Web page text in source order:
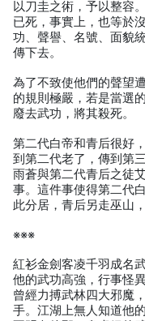
以刀圭之術，予以整容
已死，事實上，也等於
功、聲譽、名號、面貌
傳下去。
為了不致使他們的聲望
的規則極嚴，若是當選
廢去武功，將其殺死。
第二代白帝和青后很好
到第二代老了，傳到第
雨蒼與第二代青后之徒
事。這件事使得第二代
此分居，青后另走巫山
※※※
紅衫金劍客凌千羽成名
他的武功高強，行事怪
曾經力搏武林四大邪魔
手。江湖上無人知道他